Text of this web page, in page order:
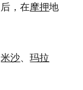
，在摩押地
米沙、玛拉